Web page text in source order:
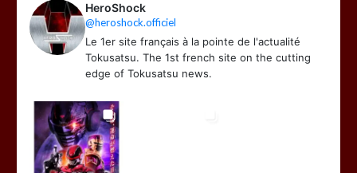
HeroShock
@heroshock.officiel
Le 1er site français à la pointe de l'actualité
Tokusatsu. The 1st french site on the cutting
edge of Tokusatsu news.